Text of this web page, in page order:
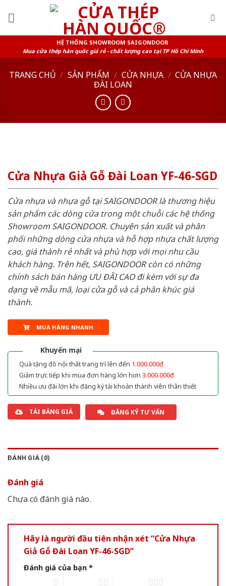
HỆ THỐNG SHOWROOM SAIGONDOOR
Mua cửa thép hàn quốc giá rẻ - chất lượng cao tại TP Hồ Chí Minh
TRANG CHỦ / SẢN PHẨM / CỬA NHỰA / CỬA NHỰA
ĐÀI LOAN
Cửa Nhựa Giả Gỗ Đài Loan YF-46-SGD
Cửa nhựa và nhựa gỗ tại SAIGONDOOR là thương hiệu
sản phẩm các dòng cửa trong một chuỗi các hệ thống
Showroom SAIGONDOOR. Chuyên sản xuất và phân
phối những dòng cửa nhựa và hỗ hợp nhựa chất lượng
cao, giá thành rẻ nhất và phù hợp với mọi nhu cầu
khách hàng. Trên hết, SAIGONDOOR còn có những
chính sách bán hàng ƯU ĐÃI CAO đi kèm với sự đa
dạng về mẫu mã, loại cửa gỗ và cả phân khúc giá
thành.
MUA HÀNG NHANH
Khuyến mại
Quà tặng đồ nội thất trang trí lên đến 1.000.000đ
Giảm trực tiếp khi mua đơn hàng lớn hơn 3.000.000đ
Nhiều ưu đãi lớn khi đăng ký tài khoản thành viên thân thiết
TẢI BẢNG GIÁ ĐĂNG KÝ TƯ VẤN
ĐÁNH GIÁ (0)
Đánh giá
Chưa có đánh giá nào.
Hãy là người đầu tiên nhận xét “Cửa Nhựa
Giả Gỗ Đài Loan YF-46-SGD”
Đánh giá của bạn *